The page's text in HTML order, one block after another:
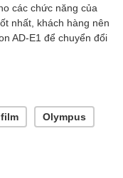
các chức năng của
nhất, khách hàng nên
AD-E1 để chuyển đổi
Olympus